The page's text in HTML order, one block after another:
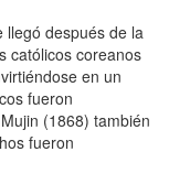
llegó después de la
católicos coreanos
en un
fueron
(1868) también
fueron